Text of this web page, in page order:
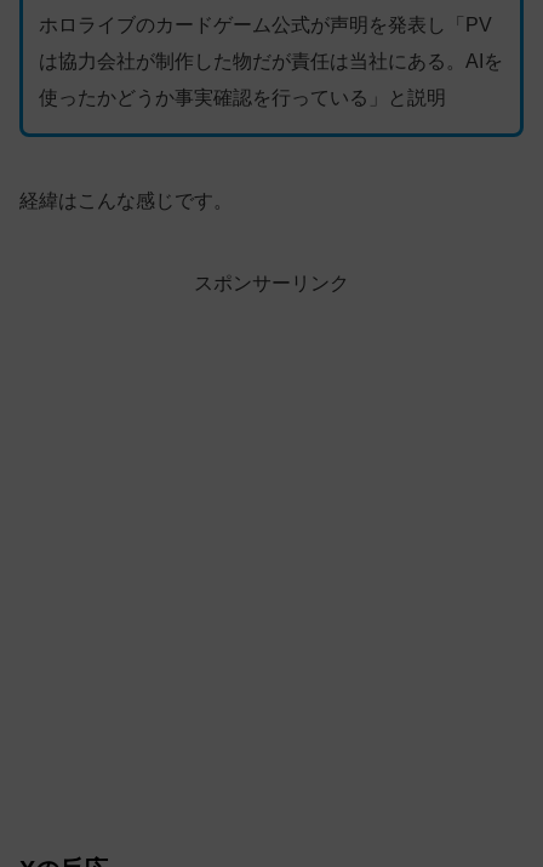
ホロライブのカードゲーム公式が声明を発表し「PV
は協力会社が制作した物だが責任は当社にある。AIを
使ったかどうか事実確認を行っている」と説明
経緯はこんな感じです。
スポンサーリンク